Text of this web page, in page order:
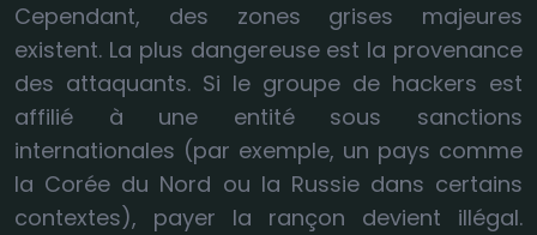
Cependant, des zones grises majeures
existent. La plus dangereuse est la provenance
des attaquants. Si le groupe de hackers est
affilié à une entité sous sanctions
internationales (par exemple, un pays comme
la Corée du Nord ou la Russie dans certains
contextes), payer la rançon devient illégal.